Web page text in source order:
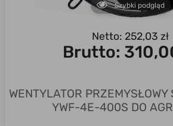
Szybki podgląd
WENTYLATOR
YWF-4E-400S DO
Netto: 252,03 zł
Brutto: